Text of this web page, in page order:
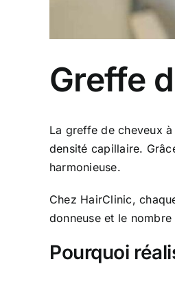
Greffe
La greffe de cheveux
densité capillaire.
harmonieuse.
Chez HairClinic,
donneuse et le
Pourquoi